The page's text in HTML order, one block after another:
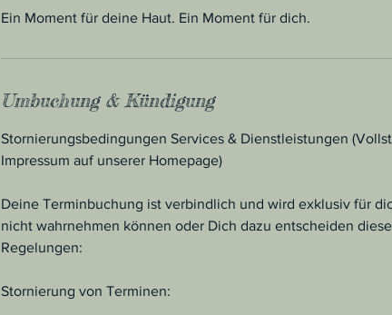
Ein Moment für deine Haut. Ein Moment für dich.
Umbuchung & Kündigung
Stornierungsbedingungen Services & Dienstleistungen
Impressum auf unserer Homepage)
Deine Terminbuchung ist verbindlich und wird exklusiv für
nicht wahrnehmen können oder Dich dazu entscheiden
Regelungen:
Stornierung von Terminen: